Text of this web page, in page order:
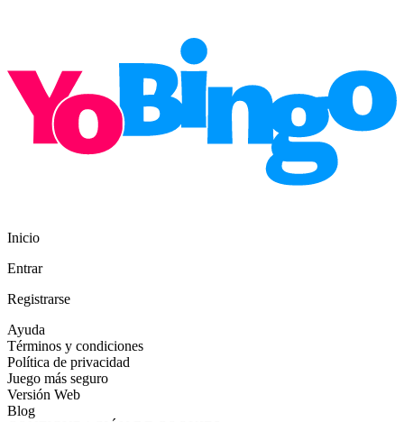
Inicio
Entrar
Registrarse
Ayuda
Términos y condiciones
Política de privacidad
Juego más seguro
Versión Web
Blog